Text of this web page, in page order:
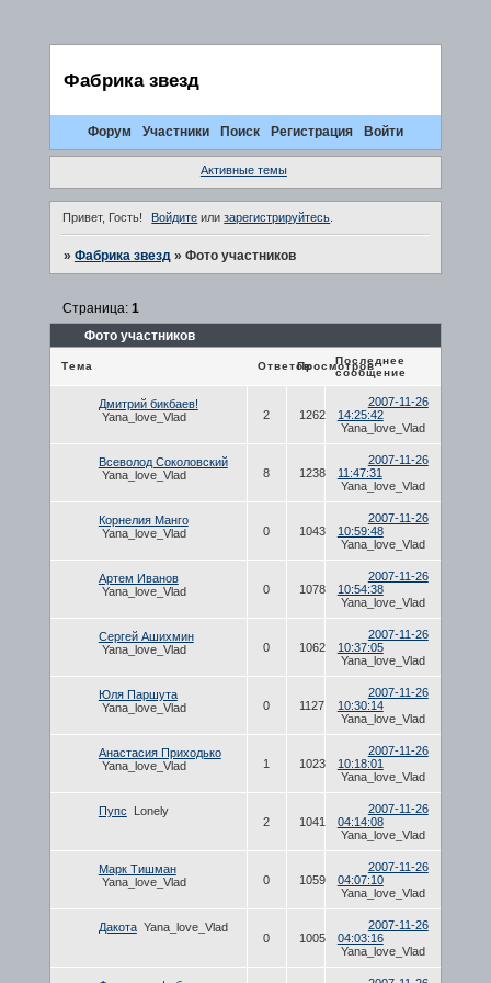
Фабрика звезд
Форум Участники Поиск Регистрация Войти
Активные темы
Привет, Гость! Войдите илизарегистрируйтесь.
» Фабрика звезд » Фото участников
Фото участников
Страница: 1
Тема ОтветовПросмотров
Последнее
сообщение
Дмитрий бикбаев!
Yana_love_Vlad
2 1262
2007-11-26
14:25:42
Yana_love_Vlad
Всеволод Соколовский
Yana_love_Vlad
8 1238
2007-11-26
11:47:31
Yana_love_Vlad
Корнелия Манго
Yana_love_Vlad
0 1043
2007-11-26
10:59:48
Yana_love_Vlad
Артем Иванов
Yana_love_Vlad
0 1078
2007-11-26
10:54:38
Yana_love_Vlad
Сергей Ашихмин
Yana_love_Vlad
0 1062
2007-11-26
10:37:05
Yana_love_Vlad
Юля Паршута
Yana_love_Vlad
0 1127
2007-11-26
10:30:14
Yana_love_Vlad
Анастасия Приходько
Yana_love_Vlad
1 1023
2007-11-26
10:18:01
Yana_love_Vlad
Пупс
Lonely
2
1041
2007-11-26
04:14:08
Yana_love_Vlad
Марк Тишман
Yana_love_Vlad
0 1059
2007-11-26
04:07:10
Yana_love_Vlad
Дакота Yana_love_Vlad
0
1005
2007-11-26
04:03:16
Yana_love_Vlad